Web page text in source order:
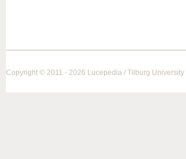
Copyright © 2011 - 2026 Lucepedia / Tilburg University |